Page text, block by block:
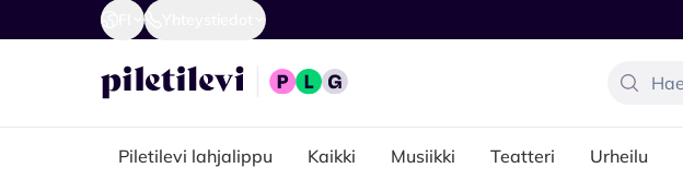
Piletilevi lahjalippu Kaikki Musiikki Teatteri Urheilu